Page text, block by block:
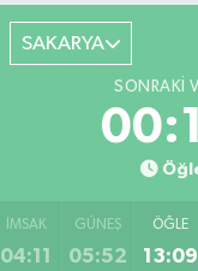
SAKARYA
SONRAKI
İMSAK
04:11
GÜNEŞ
05:52
ÖĞLE
13:09